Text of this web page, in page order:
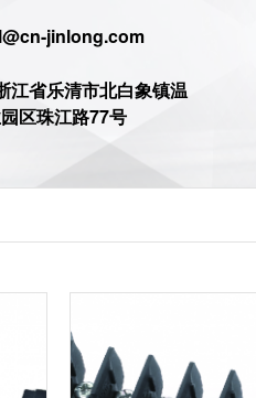
jinlong.com
江省乐清市北白象镇温
区珠江路77号